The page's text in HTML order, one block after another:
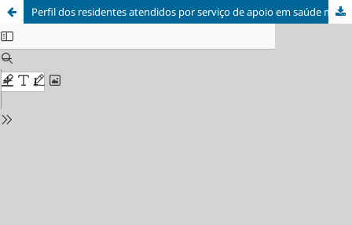
Perfil dos residentes atendidos por serviço de apoio em saúde mental entre 2019 e 2022